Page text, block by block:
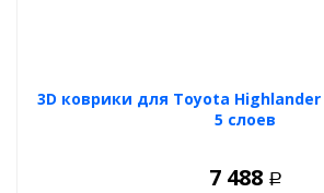
3D коврики для Toyota Highlander
5 слоев
7 488 Р